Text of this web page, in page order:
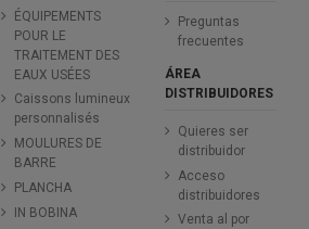
ÉQUIPEMENTS
POUR LE
TRAITEMENT DES
EAUX USÉES
Caissons lumineux
personnalisés
MOULURES DE
BARRE
PLANCHA
IN BOBINA
Preguntas
frecuentes
ÁREA
DISTRIBUIDORES
Quieres ser
distribuidor
Acceso
distribuidores
Venta al por